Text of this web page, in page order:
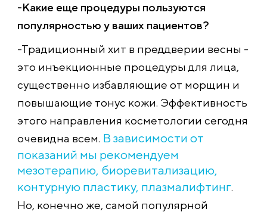
-Какие еще процедуры пользуются
популярностью у ваших пациентов?
-Традиционный хит в преддверии весны -
это инъекционные процедуры для лица,
существенно избавляющие от морщин и
повышающие тонус кожи. Эффективность
этого направления косметологии сегодня
очевидна всем. В зависимости от
показаний мы рекомендуем
мезотерапию, биоревитализацию,
контурную пластику, плазмалифтинг.
Но, конечно же, самой популярной